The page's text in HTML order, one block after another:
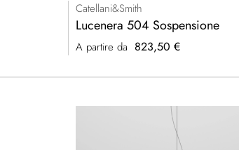
Catellani&Smith
Lucenera 504 Sospensione
A partire da 823,50 €